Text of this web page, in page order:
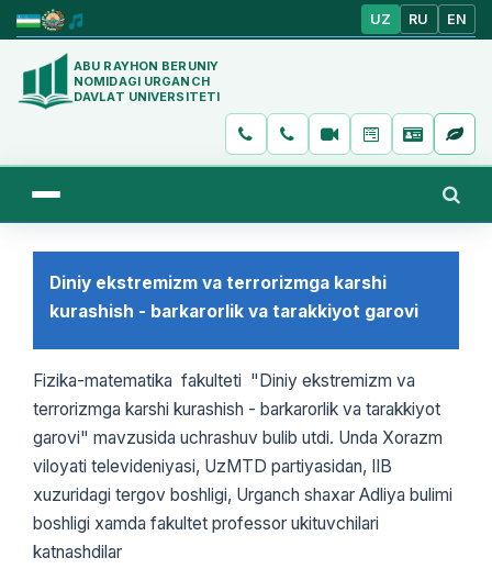
UZ RU EN
ABU RAYHON BERUNIY
NOMIDAGI URGANCH
DAVLAT UNIVERSITETI
Diniy ekstremizm va terrorizmga karshi
kurashish - barkarorlik va tarakkiyot garovi
Fizika-matematika fakulteti "Diniy ekstremizm va
terrorizmga karshi kurashish - barkarorlik va tarakkiyot
garovi" mavzusida uchrashuv bulib utdi. Unda Xorazm
viloyati televideniyasi, UzMTD partiyasidan, IIB
xuzuridagi tergov boshligi, Urganch shaxar Adliya bulimi
boshligi xamda fakultet professor ukituvchilari
katnashdilar